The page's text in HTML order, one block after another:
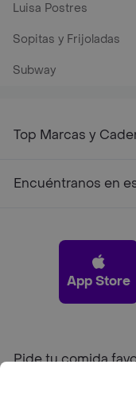
Luisa Postres
Sopitas y Frijoladas
Subway
Top Marcas y
Encuéntranos en
App Store
Pide tu comida